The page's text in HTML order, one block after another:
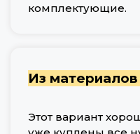
комплектующие.
Из материалов
Этот вариант